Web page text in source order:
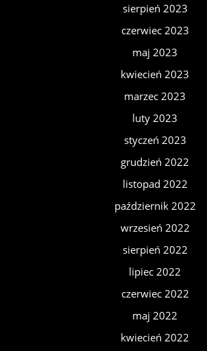
sierpień 2023
czerwiec 2023
maj 2023
kwiecień 2023
marzec 2023
luty 2023
styczeń 2023
grudzień 2022
listopad 2022
październik 2022
wrzesień 2022
sierpień 2022
lipiec 2022
czerwiec 2022
maj 2022
kwiecień 2022